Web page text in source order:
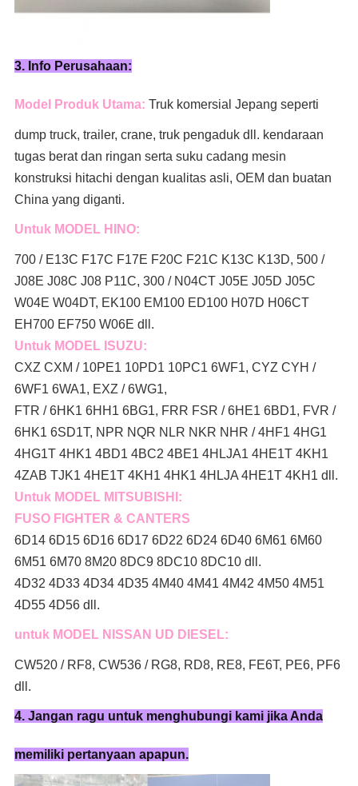
3. Info Perusahaan:
Model Produk Utama: Truk komersial Jepang seperti
dump truck, trailer, crane, truk pengaduk dll. kendaraan
tugas berat dan ringan serta suku cadang mesin
konstruksi hitachi dengan kualitas asli, OEM dan buatan
China yang diganti.
Untuk MODEL HINO:
700 / E13C F17C F17E F20C F21C K13C K13D, 500 /
J08E J08C J08 P11C, 300 / N04CT J05E J05D J05C
W04E W04DT, EK100 EM100 ED100 H07D H06CT
EH700 EF750 W06E dll.
Untuk MODEL ISUZU:
CXZ CXM / 10PE1 10PD1 10PC1 6WF1, CYZ CYH /
6WF1 6WA1, EXZ / 6WG1,
FTR / 6HK1 6HH1 6BG1, FRR FSR / 6HE1 6BD1, FVR /
6HK1 6SD1T, NPR NQR NLR NKR NHR / 4HF1 4HG1
4HG1T 4HK1 4BD1 4BC2 4BE1 4HLJA1 4HE1T 4KH1
4ZAB TJK1 4HE1T 4KH1 4HK1 4HLJA 4HE1T 4KH1 dll.
Untuk MODEL MITSUBISHI:
FUSO FIGHTER & CANTERS
6D14 6D15 6D16 6D17 6D22 6D24 6D40 6M61 6M60
6M51 6M70 8M20 8DC9 8DC10 8DC10 dll.
4D32 4D33 4D34 4D35 4M40 4M41 4M42 4M50 4M51
4D55 4D56 dll.
untuk MODEL NISSAN UD DIESEL:
CW520 / RF8, CW536 / RG8, RD8, RE8, FE6T, PE6, PF6
dll.
4. Jangan ragu untuk menghubungi kami jika Anda
memiliki pertanyaan apapun.